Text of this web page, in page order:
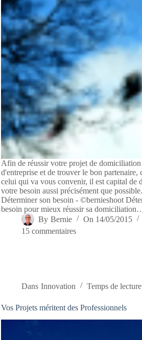
Afin de réussir votre projet de domiciliation
d'entreprise et de trouver le bon partenaire,
celui qui va vous convenir, il est capital de
votre besoin aussi précisément que possible.
Déterminer son besoin - ©bernieshoot
besoin pour mieux réussir sa
By Bernie On 14/05/2015
15 commentaires
Dans Innovation Temps de lecture
Vos Projets méritent des Professionnels